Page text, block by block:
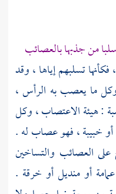
من جذبها بالعصائب
تسلبهم إياها ، وقد
ما يعصب به الرأس ،
: هيئة الاعتصاب ، وكل
خبيبة ، فهو عصاب له .
العصائب والتساخين
أو منديل أو خرقة .